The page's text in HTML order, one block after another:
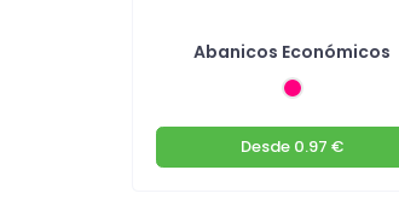
Abanicos Económicos
Desde 0.97 €